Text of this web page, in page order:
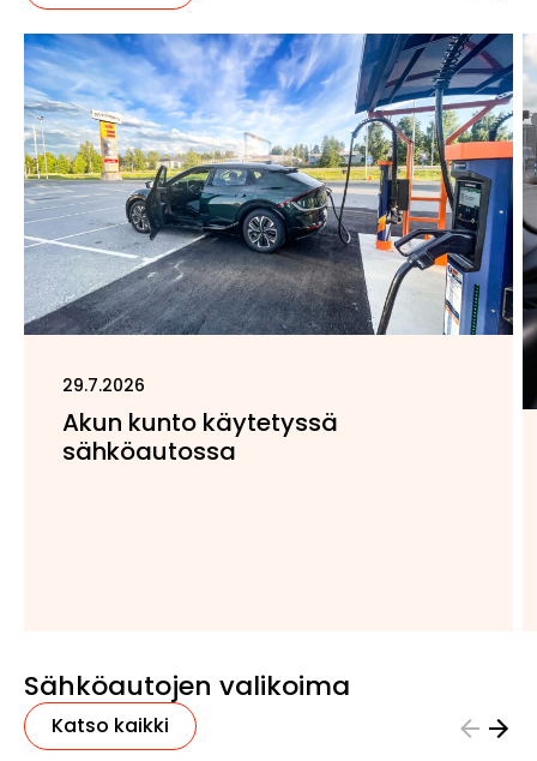
29.7.2026
Akun kunto käytetyssä
sähköautossa
Sähköautojen valikoima
Katso kaikki